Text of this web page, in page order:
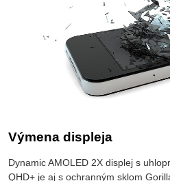
Výmena displeja
Dynamic AMOLED 2X displej s
QHD+ je aj s ochranným sklom